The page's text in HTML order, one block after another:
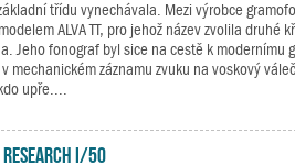
třídu vynechávala. Mezi výrobce
ALVA TT, pro jehož název zvolila druhé
Jeho fonograf byl sice na cestě k modernímu
mechanickém záznamu zvuku na voskový
upře....
Research I/50